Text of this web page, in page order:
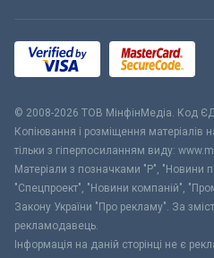
© 2008-2026 ТОВ МiнфiнМедiа. Код
Копіювання і розміщення матеріалів
тільки з гіперпосиланням виду:
Матеріали з позначками "Р", "Новини
"Спецпроект", "Новини компаній",
Закону України "Про рекламу". За
рекламодавець.
Інформація на даній сторінці не є